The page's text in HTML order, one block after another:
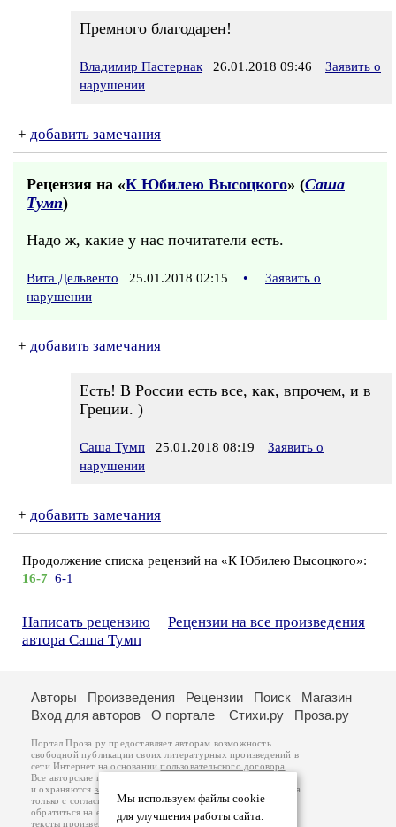
Премного благодарен!
Владимир Пастернак 26.01.2018 09:46
Заявить о
нарушении
+ добавить замечания
Рецензия на «К Юбилею Высоцкого» (Саша
Тумп)
Надо ж, какие у нас почитатели есть.
Вита Дельвенто 25.01.2018 02:15 •
Заявить о
нарушении
+ добавить замечания
Есть! В России есть все, как, впрочем, и в
Греции. )
Саша Тумп 25.01.2018 08:19
Заявить о
нарушении
+ добавить замечания
Продолжение списка рецензий на «К Юбилею Высоцкого»:
16-7 6-1
Написать рецензию
Рецензии на все произведения
автора Саша Тумп
Мы используем файлы cookie
для улучшения работы сайта.
Авторы Произведения Рецензии Поиск
Магазин
Вход для авторов
О портале Стихи.ру Проза.ру
Портал Проза.ру предоставляет авторам возможность
свободной публикации своих литературных произведений в
сети Интернет на основаниипользовательского договора
Все авторские права на произведения принадлежат авторам
и охраняются законом
. Перепечатка произведений возможна
только с согласия его автора, к которому вы можете
обратиться на его авторской странице. Ответственность за
тексты произведений авторы несут самостоятельно на